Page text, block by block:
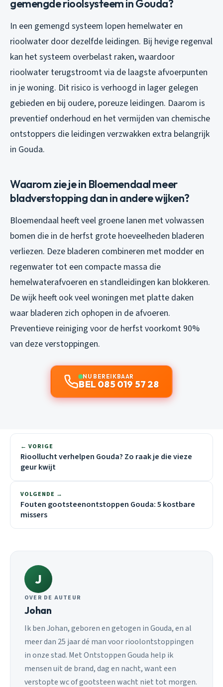
gemengde rioolsysteem in Gouda?
In een gemengd systeem lopen hemelwater en
rioolwater door dezelfde leidingen. Bij hevige regenval
kan het systeem overbelast raken, waardoor
rioolwater terugstroomt via de laagste afvoerpunten
in je woning. Dit risico is verhoogd in lager gelegen
gebieden en bij oudere, poreuze leidingen. Daarom is
preventief onderhoud en het vermijden van chemische
ontstoppers die leidingen verzwakken extra belangrijk
in Gouda.
Waarom zie je in Bloemendaal meer
bladverstopping dan in andere wijken?
Bloemendaal heeft veel groene lanen met volwassen
bomen die in de herfst grote hoeveelheden bladeren
verliezen. Deze bladeren combineren met modder en
regenwater tot een compacte massa die
hemelwaterafvoeren en standleidingen kan blokkeren.
De wijk heeft ook veel woningen met platte daken
waar bladeren zich ophopen in de afvoeren.
Preventieve reiniging voor de herfst voorkomt 90%
van deze verstoppingen.
NU BEREIKBAAR
BEL 085 019 57 28
← VORIGE
Rioollucht verhelpen Gouda? Zo raak je die vieze
geur kwijt
VOLGENDE →
Fouten gootsteenontstoppen Gouda: 5 kostbare
missers
J
OVER DE AUTEUR
Johan
Ik ben Johan, geboren en getogen in Gouda, en al
meer dan 25 jaar dé man voor rioolontstoppingen
in onze stad. Met Ontstoppen Gouda help ik
mensen uit de brand, dag en nacht, want een
verstopte wc of gootsteen wacht niet tot morgen.